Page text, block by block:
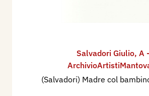
Salvadori Giulio, A -
(Salvadori) Madre col